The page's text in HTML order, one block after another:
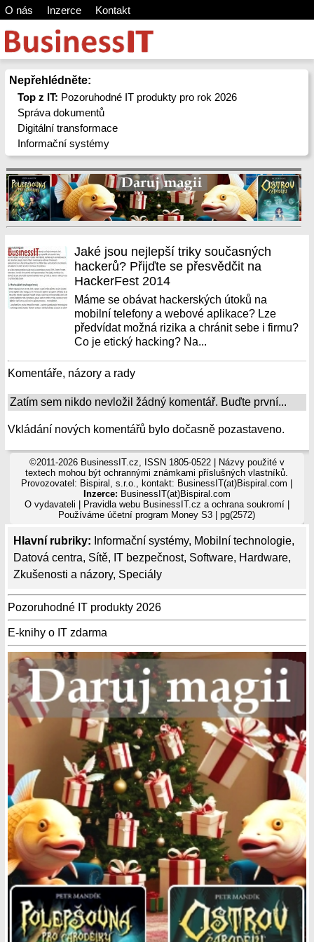
O nás Inzerce Kontakt
Nepřehlédněte:
Top z IT: Pozoruhodné IT produkty pro rok 2026
Správa dokumentů
Digitální transformace
Informační systémy
Hlavní rubriky: Informační systémy, Mobilní technologie,
Datová centra, Sítě, IT bezpečnost, Software, Hardware,
Zkušenosti a názory, Speciály
Pozoruhodné IT produkty 2026
E-knihy o IT zdarma
Jaké jsou nejlepší triky současných
hackerů? Přijďte se přesvědčit na
HackerFest 2014
Máme se obávat hackerských útoků na
mobilní telefony a webové aplikace? Lze
předvídat možná rizika a chránit sebe i firmu?
Co je etický hacking? Na...
Komentáře, názory a rady
Zatím sem nikdo nevložil žádný komentář. Buďte první...
Vkládání nových komentářů bylo dočasně pozastaveno.
©2011-2026 BusinessIT.cz, ISSN 1805-0522 | Názvy použité v
textech mohou být ochrannými známkami příslušných vlastníků.
Provozovatel: Bispiral, s.r.o., kontakt: BusinessIT(at)Bispiral.com |
Inzerce: BusinessIT(at)Bispiral.com
O vydavateli
Pravidla webu BusinessIT.cz a ochrana soukromí|
Používámeúčetní program Money S3 | pg(2572)